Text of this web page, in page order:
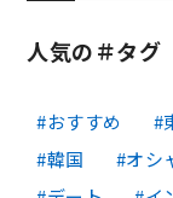
人気の＃タグ
おすすめ
韓国
オシ